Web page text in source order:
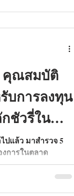
บการลงทุน
ชัวรี่ใน
ปแล้ว มาสำรวจ 5
การในตลาด
กัน